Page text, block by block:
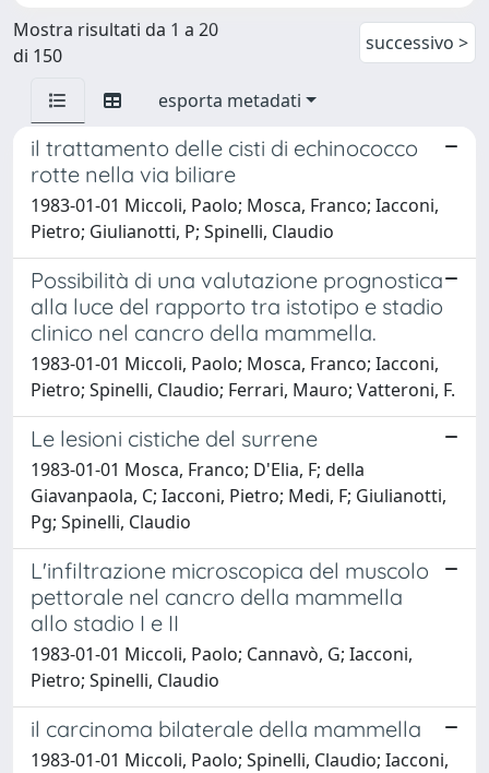
Mostra risultati da 1 a 20
di 150
successivo >
esporta metadati
il trattamento delle cisti di echinococco
rotte nella via biliare
1983-01-01 Miccoli, Paolo; Mosca, Franco; Iacconi,
Pietro; Giulianotti, P; Spinelli, Claudio
Possibilità di una valutazione prognostica
alla luce del rapporto tra istotipo e stadio
clinico nel cancro della mammella.
1983-01-01 Miccoli, Paolo; Mosca, Franco; Iacconi,
Pietro; Spinelli, Claudio; Ferrari, Mauro; Vatteroni, F.
Le lesioni cistiche del surrene
1983-01-01 Mosca, Franco; D'Elia, F; della
Giavanpaola, C; Iacconi, Pietro; Medi, F; Giulianotti,
Pg; Spinelli, Claudio
L'infiltrazione microscopica del muscolo
pettorale nel cancro della mammella
allo stadio I e II
1983-01-01 Miccoli, Paolo; Cannavò, G; Iacconi,
Pietro; Spinelli, Claudio
il carcinoma bilaterale della mammella
1983-01-01 Miccoli, Paolo; Spinelli, Claudio; Iacconi,